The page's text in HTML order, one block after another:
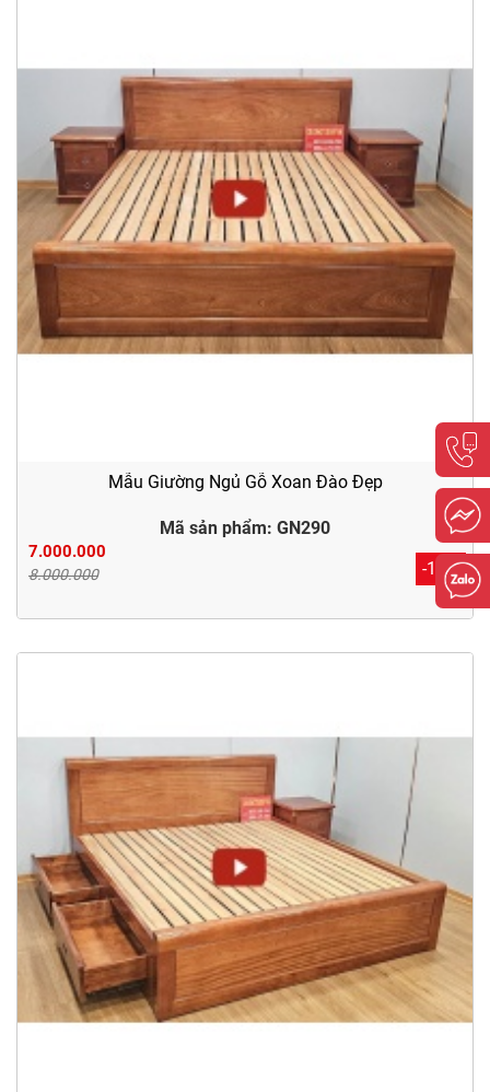
Mẫu Giường Ngủ Gỗ Xoan Đào Đẹp
Mã sản phẩm: GN290
7.000.000
8.000.000 -12%